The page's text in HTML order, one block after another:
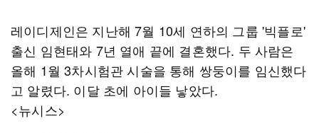
레이디제인은 지난해 7월 10세 연하의 그룹 '빅플로'
출신 임현태와 7년 열애 끝에 결혼했다. 두 사람은
올해 1월 3차시험관 시술을 통해 쌍둥이를 임신했다
고 알렸다. 이달 초에 아이들 낳았다.
<뉴시스>